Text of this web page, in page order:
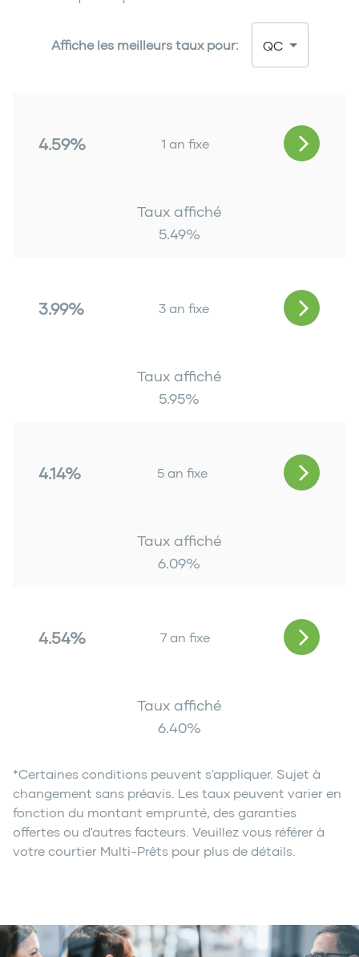
Affiche les meilleurs taux pour: QC
4.59% 1 an fixe
Taux affiché
5.49%
3.99% 3 an fixe
Taux affiché
5.95%
4.14% 5 an fixe
Taux affiché
6.09%
4.54% 7 an fixe
Taux affiché
6.40%
*Certaines conditions peuvent s'appliquer. Sujet à
changement sans préavis. Les taux peuvent varier en
fonction du montant emprunté, des garanties
offertes ou d'autres facteurs. Veuillez vous référer à
votre courtier Multi-Prêts pour plus de détails.